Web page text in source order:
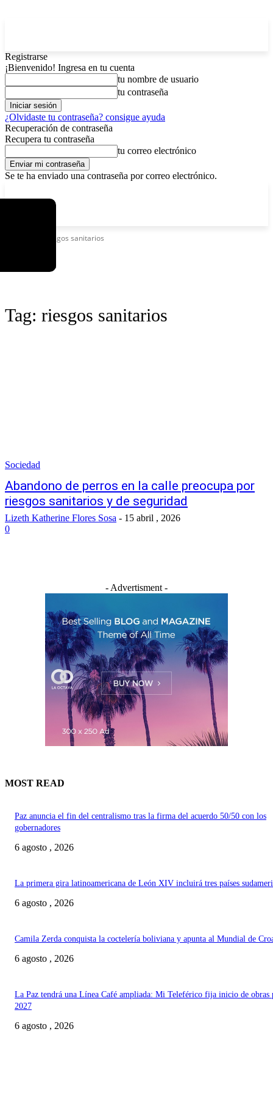
Registrarse
¡Bienvenido! Ingresa en tu cuenta
tu nombre de usuario
tu contraseña
¿Olvidaste tu contraseña? consigue ayuda
Recuperación de contraseña
Recupera tu contraseña
tu correo electrónico
Se te ha enviado una contraseña por correo electrónico.
Riesgos sanitarios
Tag: riesgos sanitarios
Sociedad
Abandono de perros en la calle preocupa por
riesgos sanitarios y de seguridad
Lizeth Katherine Flores Sosa - 15 abril , 2026
0
- Advertisment -
MOST READ
Paz anuncia el fin del centralismo tras la firma del acuerdo 50/50 con los
gobernadores
6 agosto , 2026
La primera gira latinoamericana de León XIV incluirá tres países
6 agosto , 2026
Camila Zerda conquista la coctelería boliviana y apunta al Mundial de
6 agosto , 2026
La Paz tendrá una Línea Café ampliada: Mi Teleférico fija inicio de obras
2027
6 agosto , 2026